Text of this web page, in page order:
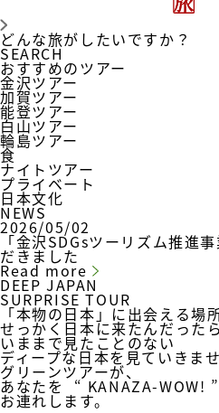
どんな旅がしたいですか？
SEARCH
おすすめのツアー
金沢ツアー
加賀ツアー
能登ツアー
白山ツアー
輪島ツアー
食
ナイトツアー
プライベート
日本文化
NEWS
2026/05/02
「金沢SDGsツーリズム推進
だきました
Read more
DEEP JAPAN
SURPRISE TOUR
「本物の日本」に出会える場
せっかく日本に来たんだったら
いままで見たことのない
ディープな日本を見ていきま
グリーンツアーが、
あなたを “ KANAZA-WOW! ”
お連れします。